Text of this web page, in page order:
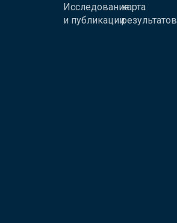
Исследования
и публикации
карта
результатов